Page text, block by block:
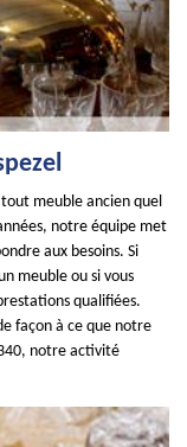
meuble ancien quel
notre équipe met
aux besoins. Si
meuble ou si vous
qualifiées.
façon à ce que notre
notre activité